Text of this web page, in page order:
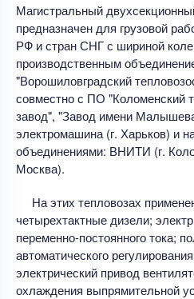
Магистральный
предназначен для грузовой
РФ и стран СНГ с шириной
производственным
"Ворошиловградский
совместно с ПО "Коломенский
завод", "Завод имени
электромашина (г. Харьков) и
объединениями: ВНИТИ (г.
Москва).
На этих тепловозах
четырехтактные дизели;
переменно-постоянного тока;
автоматического
электрический привод
охлаждения выпрямительной